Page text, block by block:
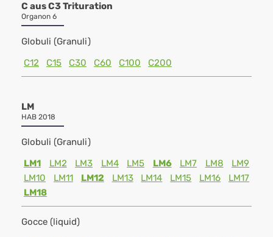
C aus C3 Trituration
Organon 6
Globuli (Granuli)
C12
C15 C30 C60 C100 C200
LM
HAB 2018
Globuli (Granuli)
LM1
LM2 LM3 LM4 LM5 LM6 LM7 LM8
LM9
LM10
LM11 LM12 LM13 LM14 LM15 LM16
LM17
LM18
Gocce (liquid)